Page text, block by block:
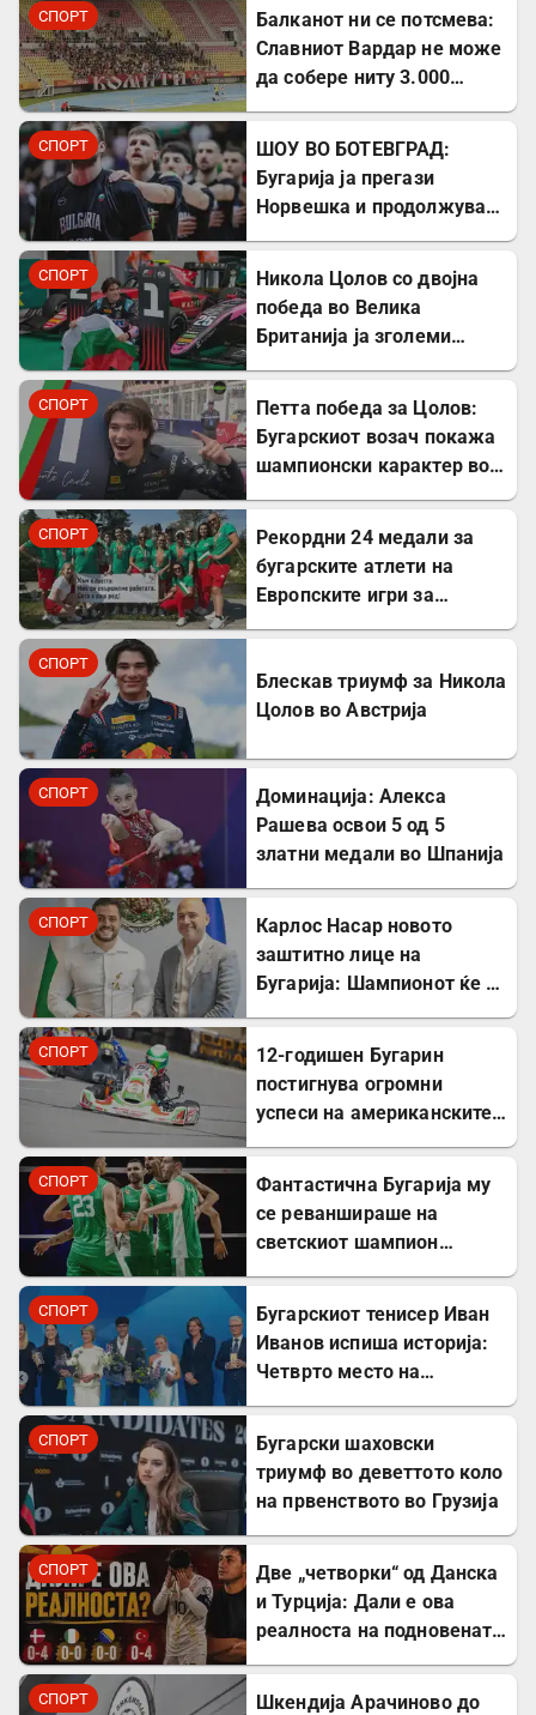
СПОРТ
Балканот ни се потсмева:
Славниот Вардар не може
да собере ниту 3.000
СПОРТ
ШОУ ВО БОТЕВГРАД:
Бугарија ја прегази
Норвешка и продолжува
СПОРТ
Никола Цолов со двојна
победа во Велика
Британија ја зголеми
СПОРТ
Петта победа за Цолов:
Бугарскиот возач покажа
шампионски карактер во
СПОРТ
Рекордни 24 медали за
бугарските атлети на
Европските игри за
СПОРТ
Блескав триумф за Никола
Цолов во Австрија
СПОРТ
Доминација: Алекса
Рашева освои 5 од 5
златни медали во Шпанија
СПОРТ
Карлос Насар новото
заштитно лице на
Бугарија: Шампионот ќе го
СПОРТ
12-годишен Бугарин
постигнува огромни
успеси на американските
СПОРТ
Фантастична Бугарија му
се реваншираше на
светскиот шампион
СПОРТ
Бугарскиот тенисер Иван
Иванов испиша историја:
Четврто место на
СПОРТ
Бугарски шаховски
триумф во деветтото коло
на првенството во Грузија
СПОРТ
Две „четворки“ од Данска
и Турција: Дали е ова
реалноста на подновената
СПОРТ
Шкендија Арачиново до